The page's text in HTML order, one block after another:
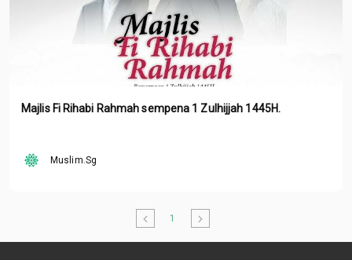
Majlis Fi Rihabi Rahmah sempena 1 Zulhijjah 1445H.
Muslim.Sg
1